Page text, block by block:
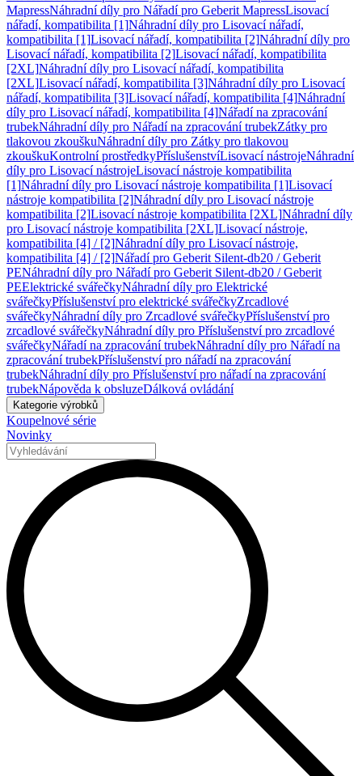
MapressNáhradní díly pro Nářadí pro Geberit MapressLisovací
nářadí, kompatibilita [1]Náhradní díly pro Lisovací nářadí,
kompatibilita [1]Lisovací nářadí, kompatibilita [2]Náhradní díly pro
Lisovací nářadí, kompatibilita [2]Lisovací nářadí, kompatibilita
[2XL]Náhradní díly pro Lisovací nářadí, kompatibilita
[2XL]Lisovací nářadí, kompatibilita [3]Náhradní díly pro Lisovací
nářadí, kompatibilita [3]Lisovací nářadí, kompatibilita [4]Náhradní
díly pro Lisovací nářadí, kompatibilita [4]Nářadí na zpracování
trubekNáhradní díly pro Nářadí na zpracování trubekZátky pro
tlakovou zkouškuNáhradní díly pro Zátky pro tlakovou
zkouškuKontrolní prostředkyPříslušenstvíLisovací nástrojeNáhradní
díly pro Lisovací nástrojeLisovací nástroje kompatibilita
[1]Náhradní díly pro Lisovací nástroje kompatibilita [1]Lisovací
nástroje kompatibilita [2]Náhradní díly pro Lisovací nástroje
kompatibilita [2]Lisovací nástroje kompatibilita [2XL]Náhradní díly
pro Lisovací nástroje kompatibilita [2XL]Lisovací nástroje,
kompatibilita [4] / [2]Náhradní díly pro Lisovací nástroje,
kompatibilita [4] / [2]Nářadí pro Geberit Silent-db20 / Geberit
PENáhradní díly pro Nářadí pro Geberit Silent-db20 / Geberit
PEElektrické svářečkyNáhradní díly pro Elektrické
svářečkyPříslušenství pro elektrické svářečkyZrcadlové
svářečkyNáhradní díly pro Zrcadlové svářečkyPříslušenství pro
zrcadlové svářečkyNáhradní díly pro Příslušenství pro zrcadlové
svářečkyNářadí na zpracování trubekNáhradní díly pro Nářadí na
zpracování trubekPříslušenství pro nářadí na zpracování
trubekNáhradní díly pro Příslušenství pro nářadí na zpracování
trubekNápověda k obsluzeDálková ovládání
Kategorie výrobků
Koupelnové série
Novinky